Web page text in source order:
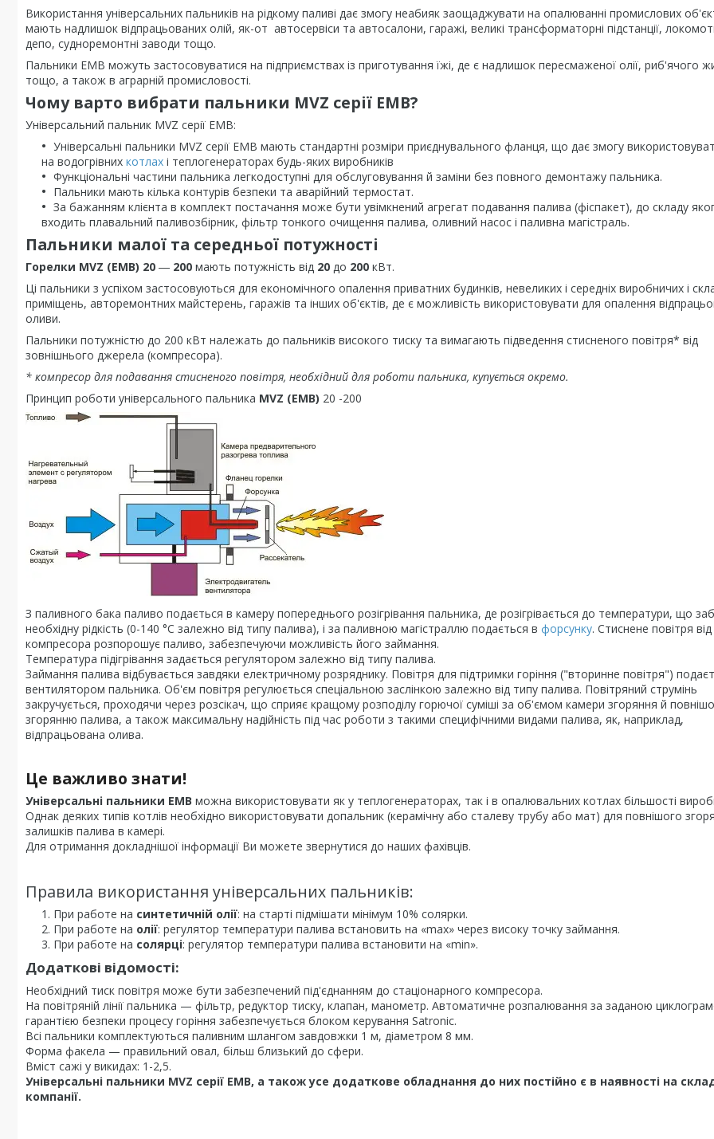
Використання універсальних пальників на рідкому паливі дає змогу неабияк заощаджувати на опалюванні промислових
мають надлишок відпрацьованих олій, як-от автосервіси та автосалони, гаражі, великі трансформаторні підстанції,
депо, судноремонтні заводи тощо.
Пальники EMB можуть застосовуватися на підприємствах із приготування їжі, де є надлишок пересмаженої олії, риб'ячого
тощо, а також в аграрній промисловості.
Чому варто вибрати пальники MVZ серії EMB?
Універсальний пальник MVZ серії EMB:
Універсальні пальники MVZ серії EMB мають стандартні розміри приєднувального фланця, що дає змогу
на водогрівних котлах і теплогенераторах будь-яких виробників
Функціональні частини пальника легкодоступні для обслуговування й заміни без повного демонтажу пальника.
Пальники мають кілька контурів безпеки та аварійний термостат.
За бажанням клієнта в комплект постачання може бути увімкнений агрегат подавання палива (фіспакет), до складу
входить плавальний паливозбірник, фільтр тонкого очищення палива, оливний насос і паливна магістраль.
Пальники малої та середньої потужності
Горелки MVZ (EMB) 20 ― 200 мають потужність від 20 до 200 кВт.
Ці пальники з успіхом застосовуються для економічного опалення приватних будинків, невеликих і середніх виробничих і
приміщень, авторемонтних майстерень, гаражів та інших об'єктів, де є можливість використовувати для опалення
оливи.
Пальники потужністю до 200 кВт належать до пальників високого тиску та вимагають підведення стисненого повітря* від
зовнішнього джерела (компресора).
* компресор для подавання стисненого повітря, необхідний для роботи пальника, купується окремо.
Принцип роботи універсального пальника MVZ (EMB) 20 -200
З паливного бака паливо подається в камеру попереднього розігрівання пальника, де розігрівається до температури, що
необхідну рідкість (0-140 °C залежно від типу палива), і за паливною магістраллю подається в форсунку. Стиснене повітря від
компресора розпорошує паливо, забезпечуючи можливість його займання.
Температура підігрівання задається регулятором залежно від типу палива.
Займання палива відбувається завдяки електричному розряднику. Повітря для підтримки горіння ("вторинне повітря")
вентилятором пальника. Об'єм повітря регулюється спеціальною заслінкою залежно від типу палива. Повітряний струмінь
закручується, проходячи через розсікач, що сприяє кращому розподілу горючої суміші за об'ємом камери згоряння й
згорянню палива, а також максимальну надійність під час роботи з такими специфічними видами палива, як, наприклад,
відпрацьована олива.
Це важливо знати!
Універсальні пальники EMB можна використовувати як у теплогенераторах, так і в опалювальних котлах більшості
Однак деяких типів котлів необхідно використовувати допальник (керамічну або сталеву трубу або мат) для повнішого
залишків палива в камері.
Для отримання докладнішої інформації Ви можете звернутися до наших фахівців.
Правила використання універсальних пальників:
При работе на синтетичній олії: на старті підмішати мінімум 10% солярки.
При работе на олії: регулятор температури палива встановить на «max» через високу точку займання.
При работе на солярці: регулятор температури палива встановити на «min».
Додаткові відомості:
Необхідний тиск повітря може бути забезпечений під'єднанням до стаціонарного компресора.
На повітряній лінії пальника — фільтр, редуктор тиску, клапан, манометр. Автоматичне розпалювання за заданою
гарантією безпеки процесу горіння забезпечується блоком керування Satronic.
Всі пальники комплектуються паливним шлангом завдовжки 1 м, діаметром 8 мм.
Форма факела — правильний овал, більш близький до сфери.
Вміст сажі у викидах: 1-2,5.
Універсальні пальники MVZ серії EMB, а також усе додаткове обладнання до них постійно є в наявності на
компанії.